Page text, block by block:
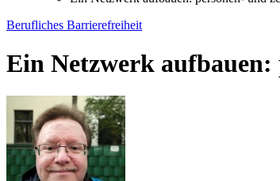
Berufliches Barrierefreiheit
Ein Netzwerk